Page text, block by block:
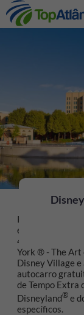
Relaxe entre
espaçosos e a
4 estrelas de
York ® - The Art
Disney Village e
autocarro
de Tempo Extra
Disneyland® e
específicos.